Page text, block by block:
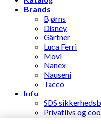
Brands
Bjørns
Disney
Gärtner
Luca Ferri
Movi
Nanex
Nauseni
Tacco
Info
SDS
Privatlivs og